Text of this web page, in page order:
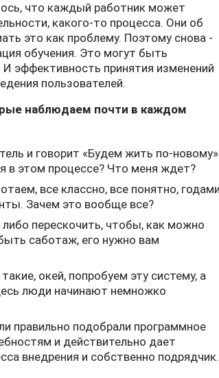
что каждый работник может
какого-то процесса. Они об
это как проблему. Поэтому снова -
обучения. Это могут быть
эффективность принятия изменений
пользователей.
наблюдаем почти в каждом
и говорит «Будем жить по-
в этом процессе? Что меня ждет?
все классно, все понятно, годами
Зачем это вообще все?
перескочить, чтобы, как можно
саботаж, его нужно вам
окей, попробуем эту систему, а
люди начинают немножко
правильно подобрали программное
и действительно дает
внедрения и собственно подрядчик.